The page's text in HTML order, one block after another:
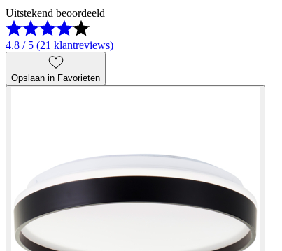
Uitstekend beoordeeld
4.8 / 5 (21 klantreviews)
Opslaan in Favorieten